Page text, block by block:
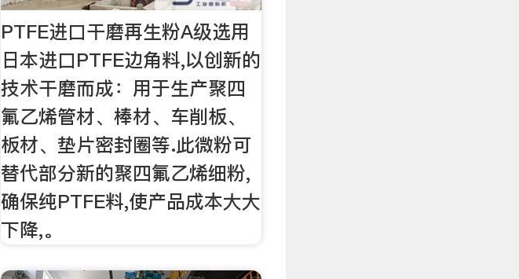
PTFE进口干磨再生粉A级选用
日本进口PTFE边角料,以创新的
技术干磨而成：用于生产聚四
氟乙烯管材、棒材、车削板、
板材、垫片密封圈等.此微粉可
替代部分新的聚四氟乙烯细粉,
确保纯PTFE料,使产品成本大大
下降,。